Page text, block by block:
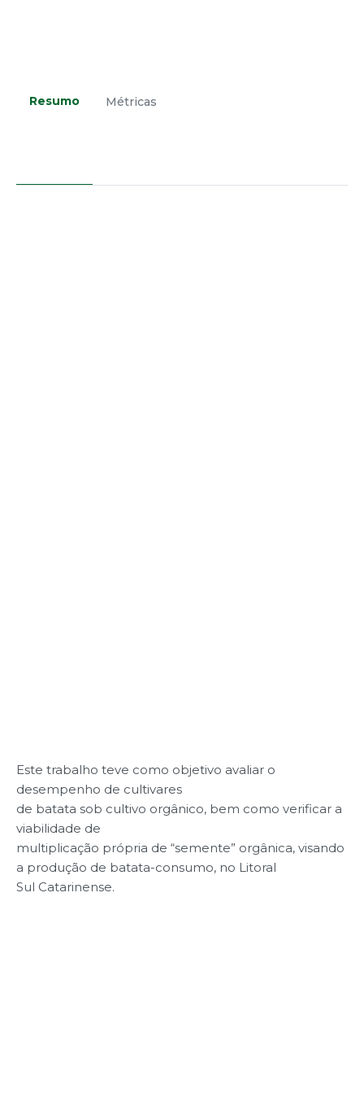
Resumo Métricas
Este trabalho teve como objetivo avaliar o
desempenho de cultivares
de batata sob cultivo orgânico, bem como verificar a
viabilidade de
multiplicação própria de “semente” orgânica, visando
a produção de batata-consumo, no Litoral
Sul Catarinense.